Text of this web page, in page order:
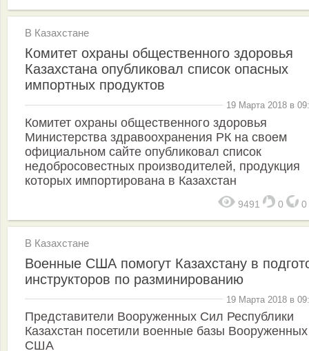
В Казахстане
Комитет охраны общественного здоровья
Казахстана опубликовал список опасных
импортных продуктов
19 Марта 2018 в
Комитет охраны общественного здоровья
Министерства здравоохранения РК на своем
официальном сайте опубликовал список
недобросовестных производителей, продукция
которых импортирована в Казахстан
9491 0 0
В Казахстане
Военные США помогут Казахстану в
инструкторов по разминированию
19 Марта 2018 в
Представители Вооруженных Сил Республики
Казахстан посетили военные базы
США